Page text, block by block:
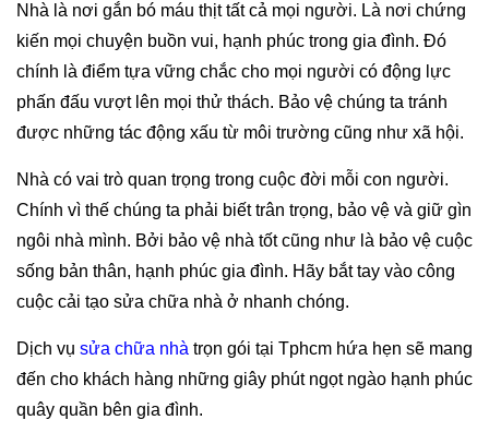
Nhà là nơi gắn bó máu thịt tất cả mọi người. Là nơi chứng
kiến mọi chuyện buồn vui, hạnh phúc trong gia đình. Đó
chính là điểm tựa vững chắc cho mọi người có động lực
phấn đấu vượt lên mọi thử thách. Bảo vệ chúng ta tránh
được những tác động xấu từ môi trường cũng như xã hội.
Nhà có vai trò quan trọng trong cuộc đời mỗi con người.
Chính vì thế chúng ta phải biết trân trọng, bảo vệ và giữ gìn
ngôi nhà mình. Bởi bảo vệ nhà tốt cũng như là bảo vệ cuộc
sống bản thân, hạnh phúc gia đình. Hãy bắt tay vào công
cuộc cải tạo sửa chữa nhà ở nhanh chóng.
Dịch vụ sửa chữa nhà trọn gói tại Tphcm hứa hẹn sẽ mang
đến cho khách hàng những giây phút ngọt ngào hạnh phúc
quây quần bên gia đình.